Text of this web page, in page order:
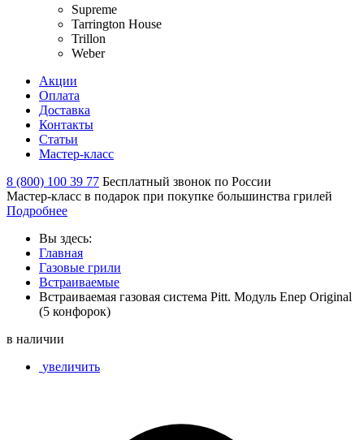
Supreme
Tarrington House
Trillon
Weber
Акции
Оплата
Доставка
Контакты
Статьи
Мастер-класс
8 (800) 100 39 77 Бесплатный звонок по России
Мастер-класс в подарок при покупке большинства грилей
Подробнее
Вы здесь:
Главная
Газовые грили
Встраиваемые
Встраиваемая газовая система Pitt. Модуль Enep Original
(5 конфорок)
в наличии
увеличить